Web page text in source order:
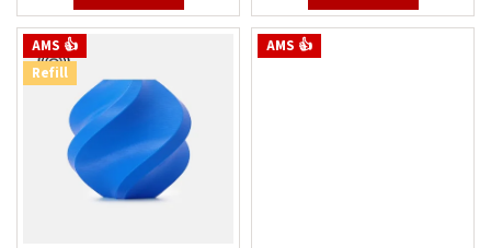
AMS 👍
Refill
AMS 👍